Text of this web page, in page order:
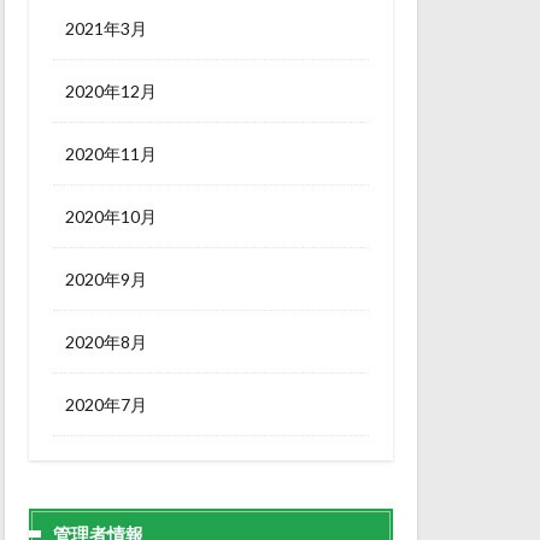
2021年3月
2020年12月
2020年11月
2020年10月
2020年9月
2020年8月
2020年7月
管理者情報